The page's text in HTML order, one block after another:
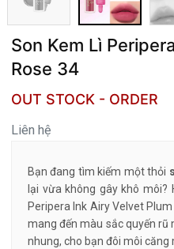
Son Kem Lì
Rose 34
OUT STOCK - ORDER
Liên hệ
Bạn đang tìm kiếm một thỏi
lại vừa không gây khô môi?
Peripera Ink Airy Velvet
mang đến màu sắc quyến
nhung, cho bạn đôi môi căng